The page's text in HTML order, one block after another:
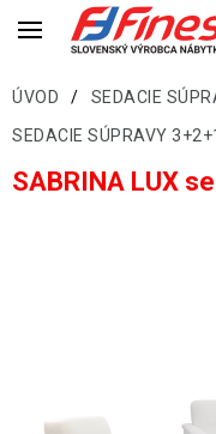
ÚVOD / SEDACIE
SEDACIE SÚPRAVY
SABRINA LUX